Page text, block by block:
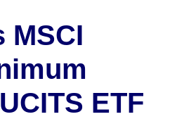
MSCI
ETF